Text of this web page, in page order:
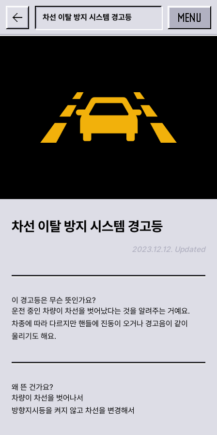
MENU
차선 이탈 방지 시스템 경고등
차선 이탈 방지 시스템 경고등
2023.12.12. Updated
이 경고등은 무슨 뜻인가요?
운전 중인 차량이 차선을 벗어났다는 것을 알려주는 거예요.
차종에 따라 다르지만 핸들에 진동이 오거나 경고음이 같이
울리기도 해요.
왜 뜬 건가요?
차량이 차선을 벗어나서
방향지시등을 켜지 않고 차선을 변경해서
링크 복사하기